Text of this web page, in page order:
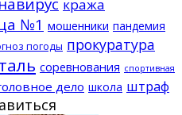
кража
№1 мошенники пандемия
погоды прокуратура
соревнования спортивная
дело школа штраф